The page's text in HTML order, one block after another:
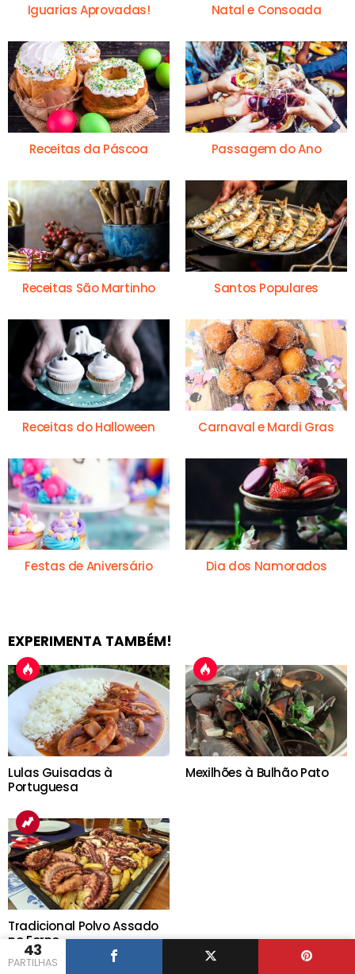
43
PARTILHAS
Iguarias Aprovadas! Natal e Consoada
Receitas da Páscoa Passagem do Ano
Receitas São Martinho Santos Populares
Receitas do Halloween Carnaval e Mardi Gras
Festas de Aniversário Dia dos Namorados
EXPERIMENTA TAMBÉM!
Lulas Guisadas à
Portuguesa
Mexilhões à Bulhão Pato
Tradicional Polvo Assado
no Forno